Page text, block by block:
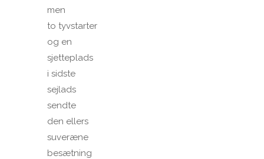
men
to tyvstarter
og en
sjetteplads
i sidste
sejlads
sendte
den ellers
suveræne
besætning